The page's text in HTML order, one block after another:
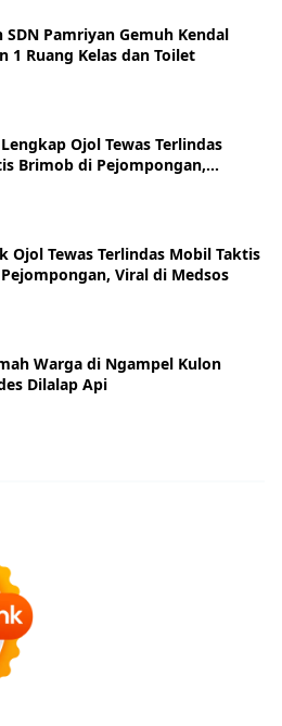
SDN Pamriyan Gemuh Kendal
1 Ruang Kelas dan Toilet
Ojol Tewas Terlindas
Brimob di Pejompongan,
Antar Orderan
Ojol Tewas Terlindas Mobil Taktis
Viral di Medsos
Warga di Ngampel Kulon
Dilalap Api